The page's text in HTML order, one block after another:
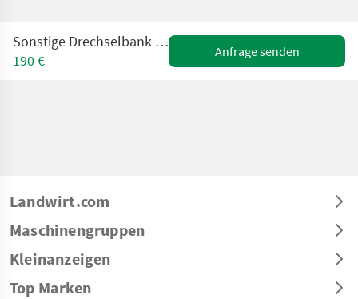
Sonstige Drechselbank Holzmann D460F gebraucht
190 €
Anfrage senden
Landwirt.com
Maschinengruppen
Kleinanzeigen
Top Marken